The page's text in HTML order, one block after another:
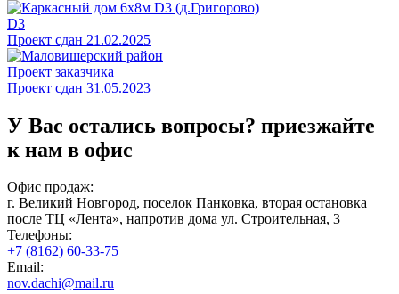
D3
Проект сдан 21.02.2025
Проект заказчика
Проект сдан 31.05.2023
У Вас остались вопросы? приезжайте
к нам в офис
Офис продаж:
г. Великий Новгород, поселок Панковка, вторая остановка
после ТЦ «Лента», напротив дома ул. Строительная, 3
Телефоны:
+7 (8162) 60-33-75
Email:
nov.dachi@mail.ru